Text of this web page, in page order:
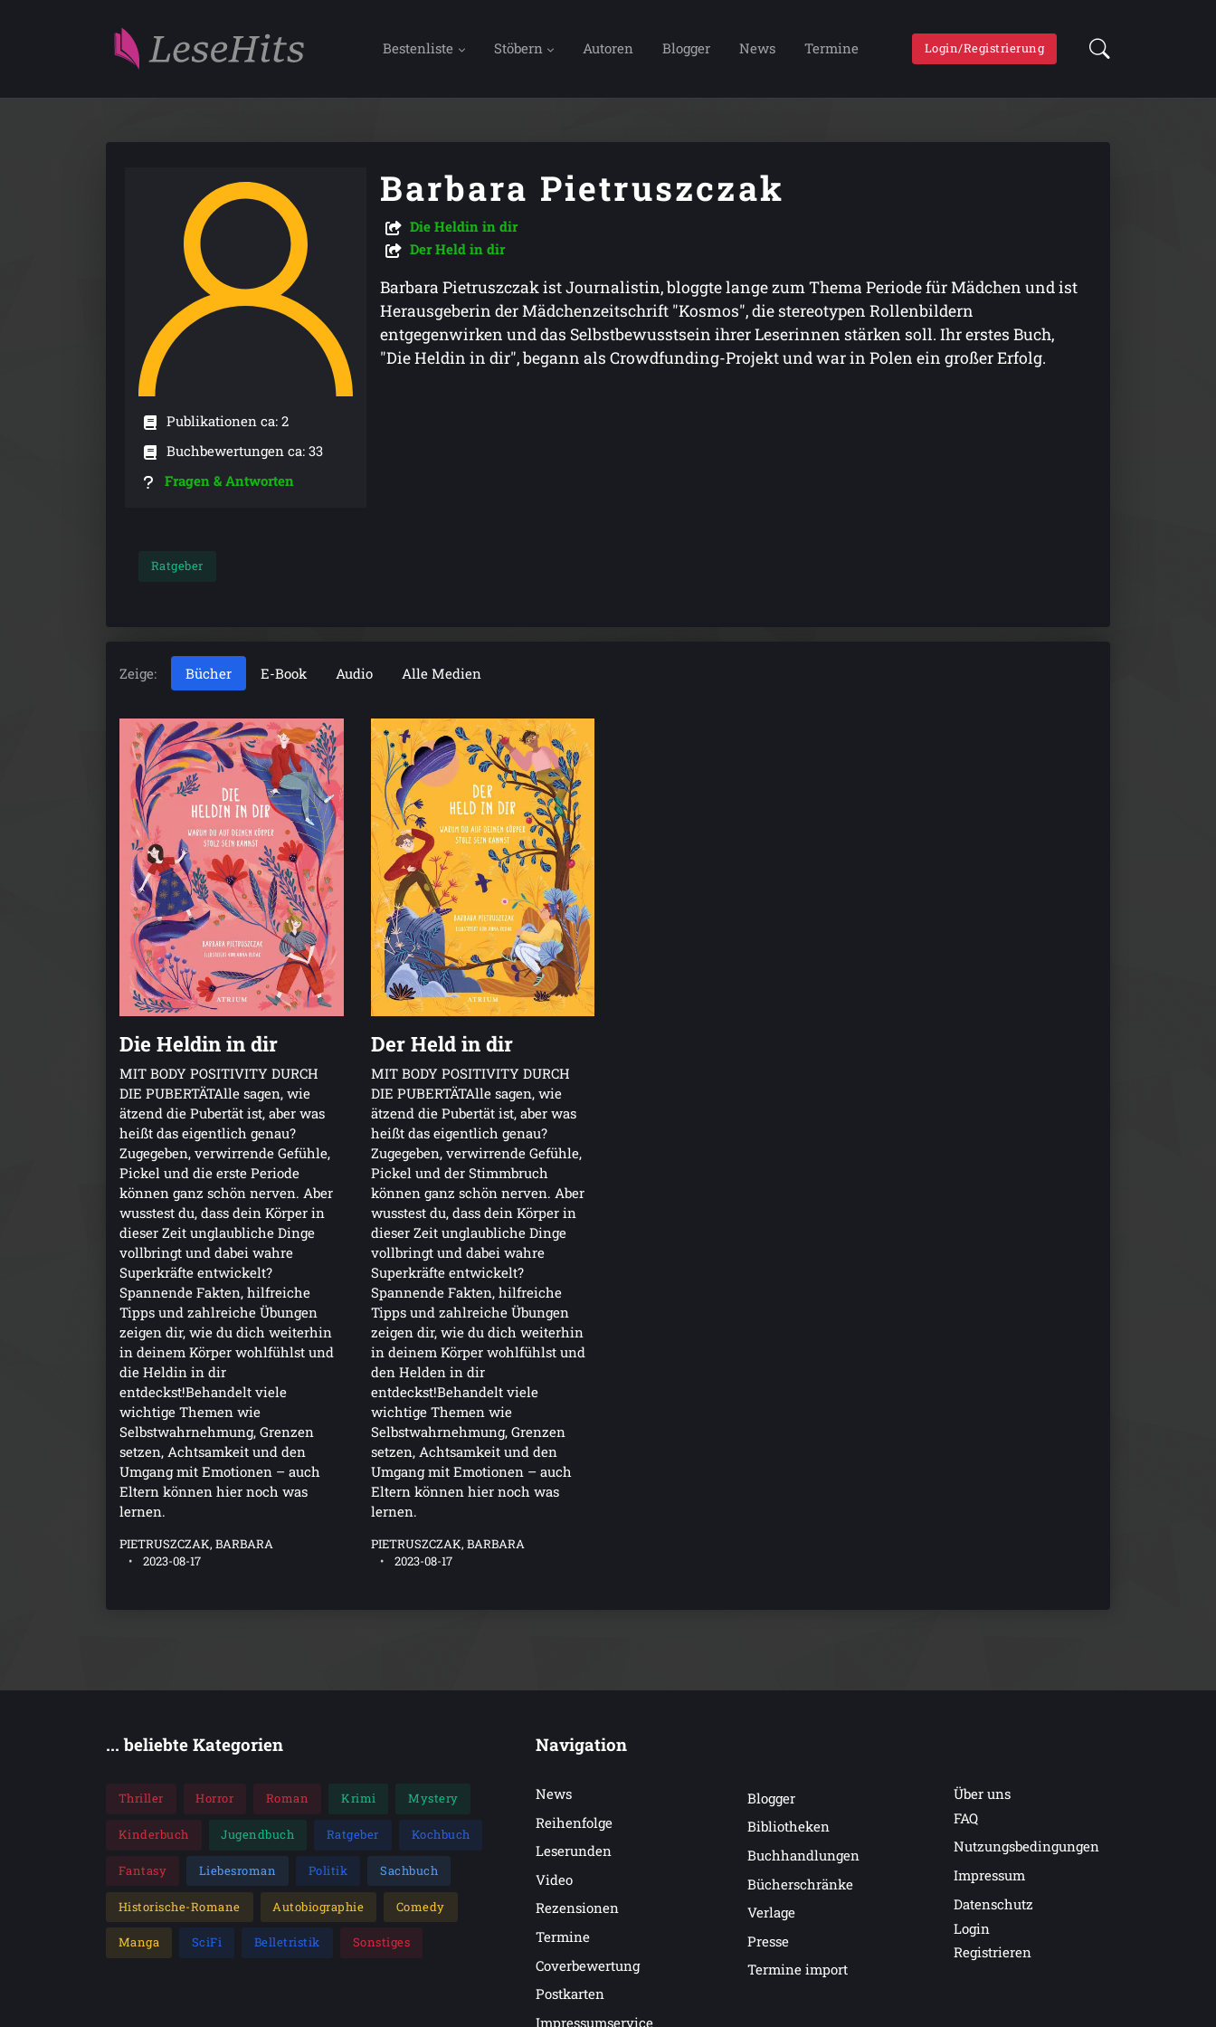
Bestenliste Stöbern Autoren Blogger News Termine Login/Registrierung
Publikationen ca: 2
Buchbewertungen ca: 33
Fragen & Antworten
Barbara Pietruszczak
Die Heldin in dir
Der Held in dir
Barbara Pietruszczak ist Journalistin, bloggte lange zum Thema Periode für Mädchen und ist
Herausgeberin der Mädchenzeitschrift "Kosmos", die stereotypen Rollenbildern
entgegenwirken und das Selbstbewusstsein ihrer Leserinnen stärken soll. Ihr erstes Buch,
"Die Heldin in dir", begann als Crowdfunding-Projekt und war in Polen ein großer Erfolg.
Ratgeber
Zeige: Bücher E-Book Audio Alle Medien
Die Heldin in dir
MIT BODY POSITIVITY DURCH
DIE PUBERTÄTAlle sagen, wie
ätzend die Pubertät ist, aber was
heißt das eigentlich genau?
Zugegeben, verwirrende Gefühle,
Pickel und die erste Periode
können ganz schön nerven. Aber
wusstest du, dass dein Körper in
dieser Zeit unglaubliche Dinge
vollbringt und dabei wahre
Superkräfte entwickelt?
Spannende Fakten, hilfreiche
Tipps und zahlreiche Übungen
zeigen dir, wie du dich weiterhin
in deinem Körper wohlfühlst und
die Heldin in dir
entdeckst!Behandelt viele
wichtige Themen wie
Selbstwahrnehmung, Grenzen
setzen, Achtsamkeit und den
Umgang mit Emotionen – auch
Eltern können hier noch was
lernen.
PIETRUSZCZAK, BARBARA
2023-08-17
Der Held in dir
MIT BODY POSITIVITY DURCH
DIE PUBERTÄTAlle sagen, wie
ätzend die Pubertät ist, aber was
heißt das eigentlich genau?
Zugegeben, verwirrende Gefühle,
Pickel und der Stimmbruch
können ganz schön nerven. Aber
wusstest du, dass dein Körper in
dieser Zeit unglaubliche Dinge
vollbringt und dabei wahre
Superkräfte entwickelt?
Spannende Fakten, hilfreiche
Tipps und zahlreiche Übungen
zeigen dir, wie du dich weiterhin
in deinem Körper wohlfühlst und
den Helden in dir
entdeckst!Behandelt viele
wichtige Themen wie
Selbstwahrnehmung, Grenzen
setzen, Achtsamkeit und den
Umgang mit Emotionen – auch
Eltern können hier noch was
lernen.
PIETRUSZCZAK, BARBARA
2023-08-17
... beliebte Kategorien
Thriller Horror Roman Krimi Mystery
Kinderbuch Jugendbuch Ratgeber Kochbuch
Fantasy Liebesroman Politik Sachbuch
Historische-Romane Autobiographie Comedy
Manga SciFi Belletristik Sonstiges
Navigation
News
Reihenfolge
Leserunden
Video
Rezensionen
Termine
Coverbewertung
Postkarten
Impressumservice
Blogger
Bibliotheken
Buchhandlungen
Bücherschränke
Verlage
Presse
Termine import
Über uns
FAQ
Nutzungsbedingungen
Impressum
Datenschutz
Login
Registrieren